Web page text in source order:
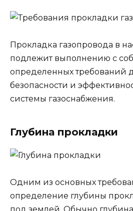
Прокладка газопровода в
подлежит выполнению с
определенных требований
безопасности и
системы газоснабжения.
Глубина прокладки
Одним из основных
определение глубины